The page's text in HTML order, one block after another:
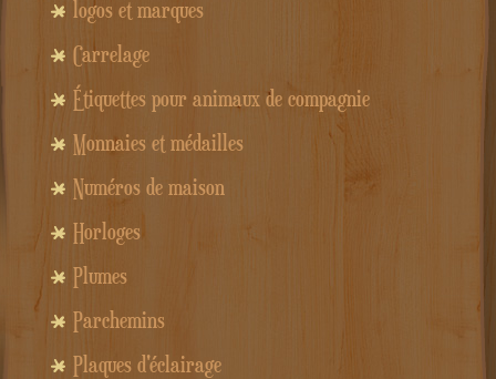
logos et marques
Carrelage
Étiquettes pour animaux de compagnie
Monnaies et médailles
Numéros de maison
Horloges
Plumes
Parchemins
Plaques d'éclairage